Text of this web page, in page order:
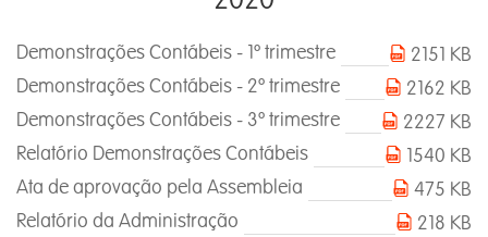
Demonstrações Contábeis - 1º trimestre
2151 KB
Demonstrações Contábeis - 2º trimestre
2162 KB
Demonstrações Contábeis - 3º trimestre
2227 KB
Relatório Demonstrações Contábeis
1540 KB
Ata de aprovação pela Assembleia
475 KB
Relatório da Administração
218 KB